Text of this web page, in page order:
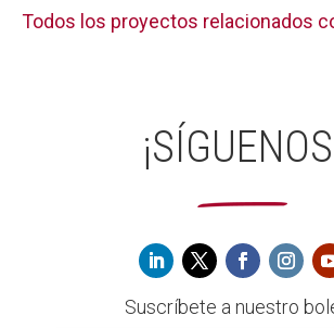
Todos los proyectos relacionados
Suscríbete a nuestro